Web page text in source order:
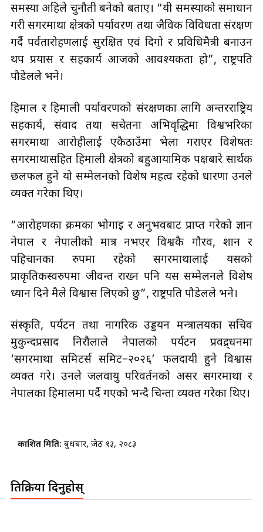
समस्या अहिले चुनौती बनेको बताए। “यी समस्याको समाधान
गरी सगरमाथा क्षेत्रको पर्यावरण तथा जैविक विविधता संरक्षण
गर्दै पर्वतारोहणलाई सुरक्षित एवं दिगो र प्रविधिमैत्री बनाउन
थप प्रयास र सहकार्य आजको आवश्यकता हो”, राष्ट्रपति
पौडेलले भने।
हिमाल र हिमाली पर्यावरणको संरक्षणका लागि अन्तरराष्ट्रिय
सहकार्य, संवाद तथा सचेतना अभिवृद्धिमा विश्वभरिका
सगरमाथा आरोहीलाई एकैठाउँमा भेला गराएर विशेषतः
सगरमाथासहित हिमाली क्षेत्रको बहुआयामिक पक्षबारे सार्थक
छलफल हुने यो सम्मेलनको विशेष महत्व रहेको धारणा उनले
व्यक्त गरेका थिए।
“आरोहणका क्रमका भोगाइ र अनुभवबाट प्राप्त गरेको ज्ञान
नेपाल र नेपालीको मात्र नभएर विश्वकै गौरव, शान र
पहिचानका रुपमा रहेको सगरमाथालाई यसको
प्राकृतिकस्वरुपमा जीवन्त राख्न पनि यस सम्मेलनले विशेष
ध्यान दिने मैले विश्वास लिएको छु”, राष्ट्रपति पौडेलले भने।
संस्कृति, पर्यटन तथा नागरिक उड्डयन मन्त्रालयका सचिव
मुकुन्दप्रसाद निरौलाले नेपालको पर्यटन प्रवद्र्धनमा
‘सगरमाथा समिटर्स समिट–२०२६’ फलदायी हुने विश्वास
व्यक्त गरे। उनले जलवायु परिवर्तनको असर सगरमाथा र
नेपालका हिमालमा पर्दै गएको भन्दै चिन्ता व्यक्त गरेका थिए।
प्रकाशित मिति: बुधबार, जेठ १३, २०८३
प्रतिक्रिया दिनुहोस्